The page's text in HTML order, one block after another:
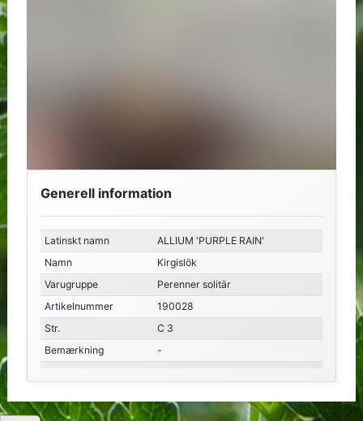
Generell information
Latinskt namn
ALLIUM 'PURPLE RAIN'
Namn
Kirgislök
Varugruppe
Perenner solitär
Artikelnummer
190028
Str.
C 3
Bemærkning
-